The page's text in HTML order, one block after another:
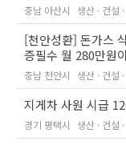
충남 아산시 생산 · 건설
[천안성환] 돈가스
증필수 월 280만원
충남 천안시 생산 · 건설
지게차 사원 시급
경기 평택시 생산 · 건설